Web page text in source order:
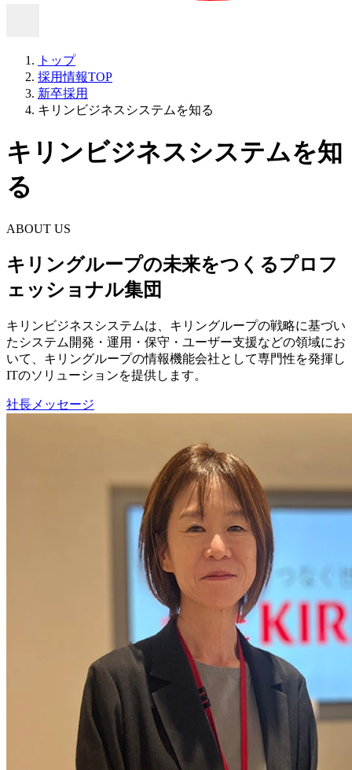
トップ
採用情報TOP
新卒採用
キリンビジネスシステムを知る
キリンビジネスシステムを知
る
ABOUT US
キリングループの未来をつくるプロフ
ェッショナル集団
キリンビジネスシステムは、キリングループの戦略に基づい
たシステム開発・運用・保守・ユーザー支援などの領域にお
いて、 キリングループの情報機能会社として専門性を発揮し
ITのソリューションを提供します。
社長メッセージ